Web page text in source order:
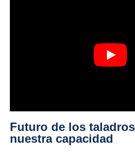
Futuro de los
nuestra capacidad